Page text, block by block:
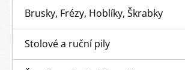
Brusky, Frézy, Hoblíky, Škrabky
Stolové a ruční pily